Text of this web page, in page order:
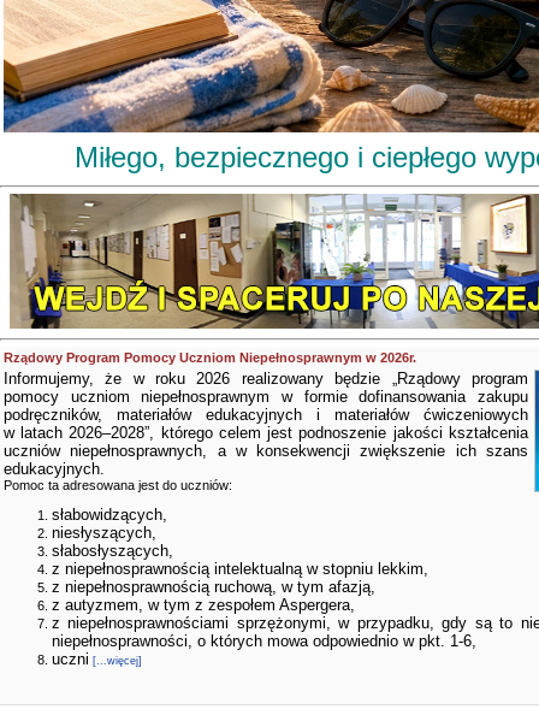
Miłego, bezpiecznego i ciepłego
Rządowy Program Pomocy Uczniom Niepełnosprawnym w 2026r.
Informujemy, że w roku 2026 realizowany będzie „Rządowy program
pomocy uczniom niepełnosprawnym w formie dofinansowania zakupu
podręczników, materiałów edukacyjnych i materiałów ćwiczeniowych
w latach 2026–2028”, którego celem jest podnoszenie jakości kształcenia
uczniów niepełnosprawnych, a w konsekwencji zwiększenie ich szans
edukacyjnych.
Pomoc ta adresowana jest do uczniów:
słabowidzących,
niesłyszących,
słabosłyszących,
z niepełnosprawnością intelektualną w stopniu lekkim,
z niepełnosprawnością ruchową, w tym afazją,
z autyzmem, w tym z zespołem Aspergera,
z niepełnosprawnościami sprzężonymi, w przypadku, gdy są to
niepełnosprawności, o których mowa odpowiednio w pkt. 1-6,
uczni [...więcej]